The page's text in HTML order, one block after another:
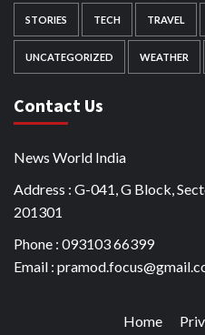
STORIES TECH TRAVEL
UNCATEGORIZED WEATHER
Contact Us
News World India
Address : G-041, G Block,
201301
Phone : 093103 66399
Email :
Home